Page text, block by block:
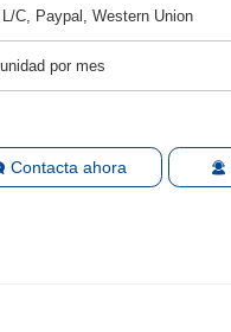
C, Paypal, Western Union
por mes
Contacta ahora